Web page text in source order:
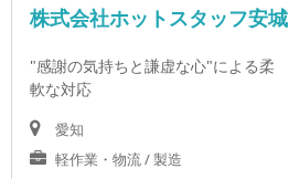
株式会社ホットスタッフ安城
"感謝の気持ちと謙虚な心"による柔
軟な対応
愛知
軽作業・物流 / 製造